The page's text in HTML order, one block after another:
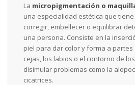
La micropigmentación o
una especialidad estética que
corregir, embellecer o equilibrar
una persona. Consiste en la
piel para dar color y forma a partes
cejas, los labios o el contorno de
disimular problemas como la
cicatrices.